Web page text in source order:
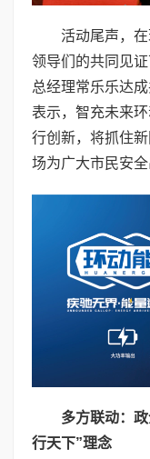
活动尾声，
领导们的共同见
总经理常乐乐达
表示，智充未来
行创新，将抓住
场为广大市民安全
多方联动：
行天下”理念